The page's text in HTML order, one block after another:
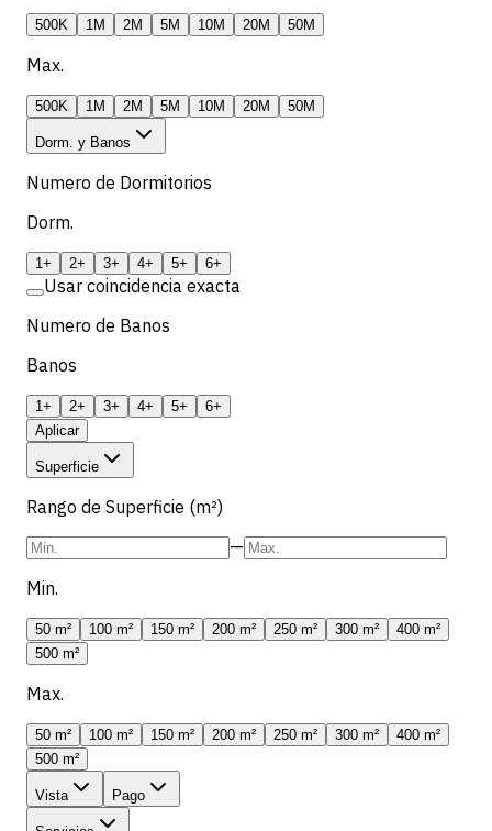
500K 1M 2M 5M 10M 20M 50M
Max.
500K 1M 2M 5M 10M 20M 50M
Dorm. y Banos
Numero de Dormitorios
Dorm.
1+ 2+ 3+ 4+ 5+ 6+
Usar coincidencia exacta
Numero de Banos
Banos
1+ 2+ 3+ 4+ 5+
6+
Aplicar
Superficie
Rango de Superficie (m²)
—
Min.
50 m² 100 m² 150 m² 200 m² 250 m² 300 m²
400 m²
500 m²
Max.
50 m² 100 m² 150 m² 200 m² 250 m² 300 m²
400 m²
500 m²
Vista Pago